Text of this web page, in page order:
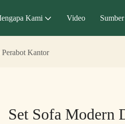
Kami Video Sumber
Perabot Kantor
Set Sofa Modern